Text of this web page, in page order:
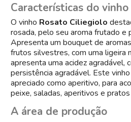
Características do vinho
O vinho Rosato Ciliegiolo
rosada, pelo seu aroma frutado e
Apresenta um bouquet de
frutos silvestres, com uma ligeira
apresenta uma acidez agradável,
persistência agradável. Este
apreciado como aperitivo, para
peixe, saladas, aperitivos e
A área de produção